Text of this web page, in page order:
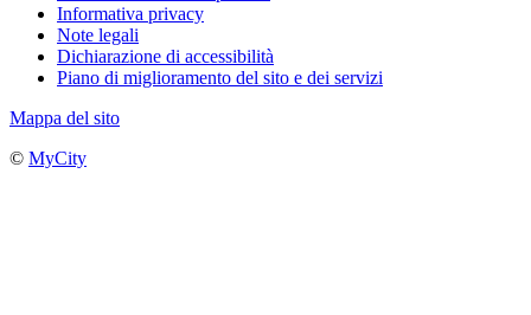
Informativa privacy
Note legali
Dichiarazione di accessibilità
Piano di miglioramento del sito e dei servizi
Mappa del sito
© MyCity